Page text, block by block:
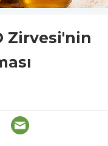
Zirvesi'nin